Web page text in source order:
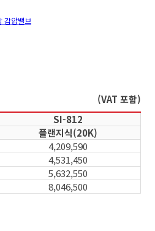
감압밸브
(VAT 포함)
SI-812
플랜지식(20K)
4,209,590
4,531,450
5,632,550
8,046,500